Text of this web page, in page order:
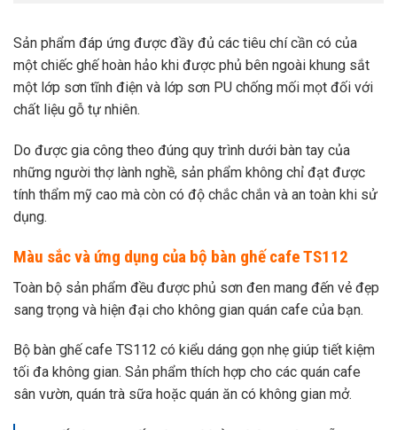
Sản phẩm đáp ứng được đầy đủ các tiêu chí cần có của
một chiếc ghế hoàn hảo khi được phủ bên ngoài khung sắt
một lớp sơn tĩnh điện và lớp sơn PU chống mối mọt đối với
chất liệu gỗ tự nhiên.
Do được gia công theo đúng quy trình dưới bàn tay của
những người thợ lành nghề, sản phẩm không chỉ đạt được
tính thẩm mỹ cao mà còn có độ chắc chắn và an toàn khi sử
dụng.
Màu sắc và ứng dụng của bộ bàn ghế cafe TS112
Toàn bộ sản phẩm đều được phủ sơn đen mang đến vẻ đẹp
sang trọng và hiện đại cho không gian quán cafe của bạn.
Bộ bàn ghế cafe TS112 có kiểu dáng gọn nhẹ giúp tiết kiệm
tối đa không gian. Sản phẩm thích hợp cho các quán cafe
sân vườn, quán trà sữa hoặc quán ăn có không gian mở.